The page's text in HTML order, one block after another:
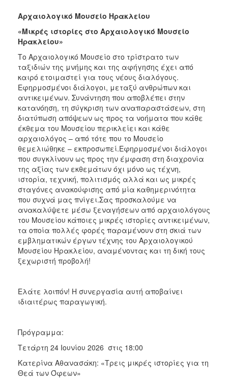
Αρχαιολογικό Μουσείο Ηρακλείου
«Μικρές ιστορίες στο Αρχαιολογικό Μουσείο
Ηρακλείου»
Το Αρχαιολογικό Μουσείο στο τρίστρατο των
ταξιδιών της μνήμης και της αφήγησης έχει από
καιρό ετοιμαστεί για τους νέους διαλόγους.
Εφηρμοσμένοι διάλογοι, μεταξύ ανθρώπων και
αντικειμένων. Συνάντηση που αποβλέπει στην
κατανόηση, τη σύγκριση των αναπαραστάσεων, στη
διατύπωση απόψεων ως προς τα νοήματα που κάθε
έκθεμα του Μουσείου περικλείει και κάθε
αρχαιολόγος – από τότε που το Μουσείο
θεμελιώθηκε – εκπροσωπεί.Εφηρμοσμένοι διάλογοι
που συγκλίνουν ως προς την έμφαση στη διαχρονία
της αξίας των εκθεμάτων όχι μόνο ως τέχνη,
ιστορία, τεχνική, πολιτισμός αλλά και ως μικρές
σταγόνες ανακούφισης από μία καθημερινότητα
που συχνά μας πνίγει.Σας προσκαλούμε να
ανακαλύψετε μέσω ξεναγήσεων από αρχαιολόγους
του Μουσείου κάποιες μικρές ιστορίες αντικειμένων,
τα οποία πολλές φορές παραμένουν στη σκιά των
εμβληματικών έργων τέχνης του Αρχαιολογικού
Μουσείου Ηρακλείου, αναμένοντας και τη δική τους
ξεχωριστή προβολή!
Ελάτε λοιπόν! Η συνεργασία αυτή αποβαίνει
ιδιαιτέρως παραγωγική.
Πρόγραμμα:
Τετάρτη 24 Ιουνίου 2026 στις 18:00
Κατερίνα Αθανασάκη: «Τρεις μικρές ιστορίες για τη
Θεά των Όφεων»